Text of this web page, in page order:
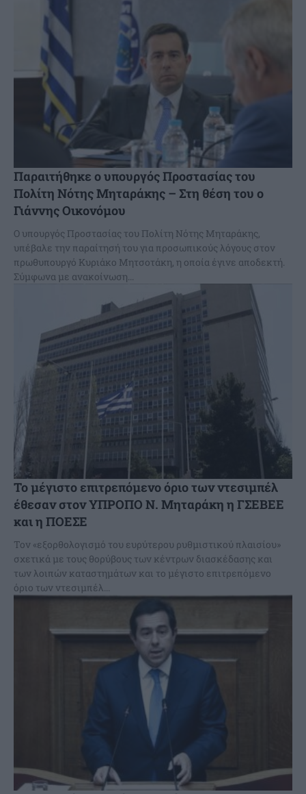
Παραιτήθηκε ο υπουργός Προστασίας του
Πολίτη Νότης Μηταράκης – Στη θέση του ο
Γιάννης Οικονόμου
Ο υπουργός Προστασίας του Πολίτη Νότης Μηταράκης,
υπέβαλε την παραίτησή του για προσωπικούς λόγους στον
πρωθυπουργό Κυριάκο Μητσοτάκη, η οποία έγινε αποδεκτή.
Σύμφωνα με ανακοίνωση...
Το μέγιστο επιτρεπόμενο όριο των ντεσιμπέλ
έθεσαν στον ΥΠΡΟΠΟ Ν. Μηταράκη η ΓΣΕΒΕΕ
και η ΠΟΕΣΕ
Τον «εξορθολογισμό του ευρύτερου ρυθμιστικού πλαισίου»
σχετικά με τους θορύβους των κέντρων διασκέδασης και
των λοιπών καταστημάτων και το μέγιστο επιτρεπόμενο
όριο των ντεσιμπέλ...